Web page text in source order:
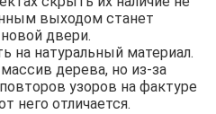
выходом станет
двери.
на натуральный материал.
дерева, но из-за
узоров на фактуре
него отличается.